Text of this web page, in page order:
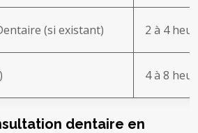
(si existant) 2 à 4
4 à 8
dentaire en